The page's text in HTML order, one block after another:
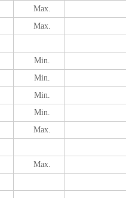
Max.
Max.
Min.
Min.
Min.
Min.
Max.
Max.